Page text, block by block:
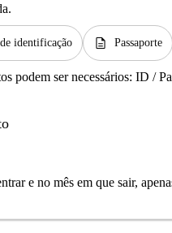
identificação description Passaporte
podem ser necessários: ID /
e no mês em que sair,